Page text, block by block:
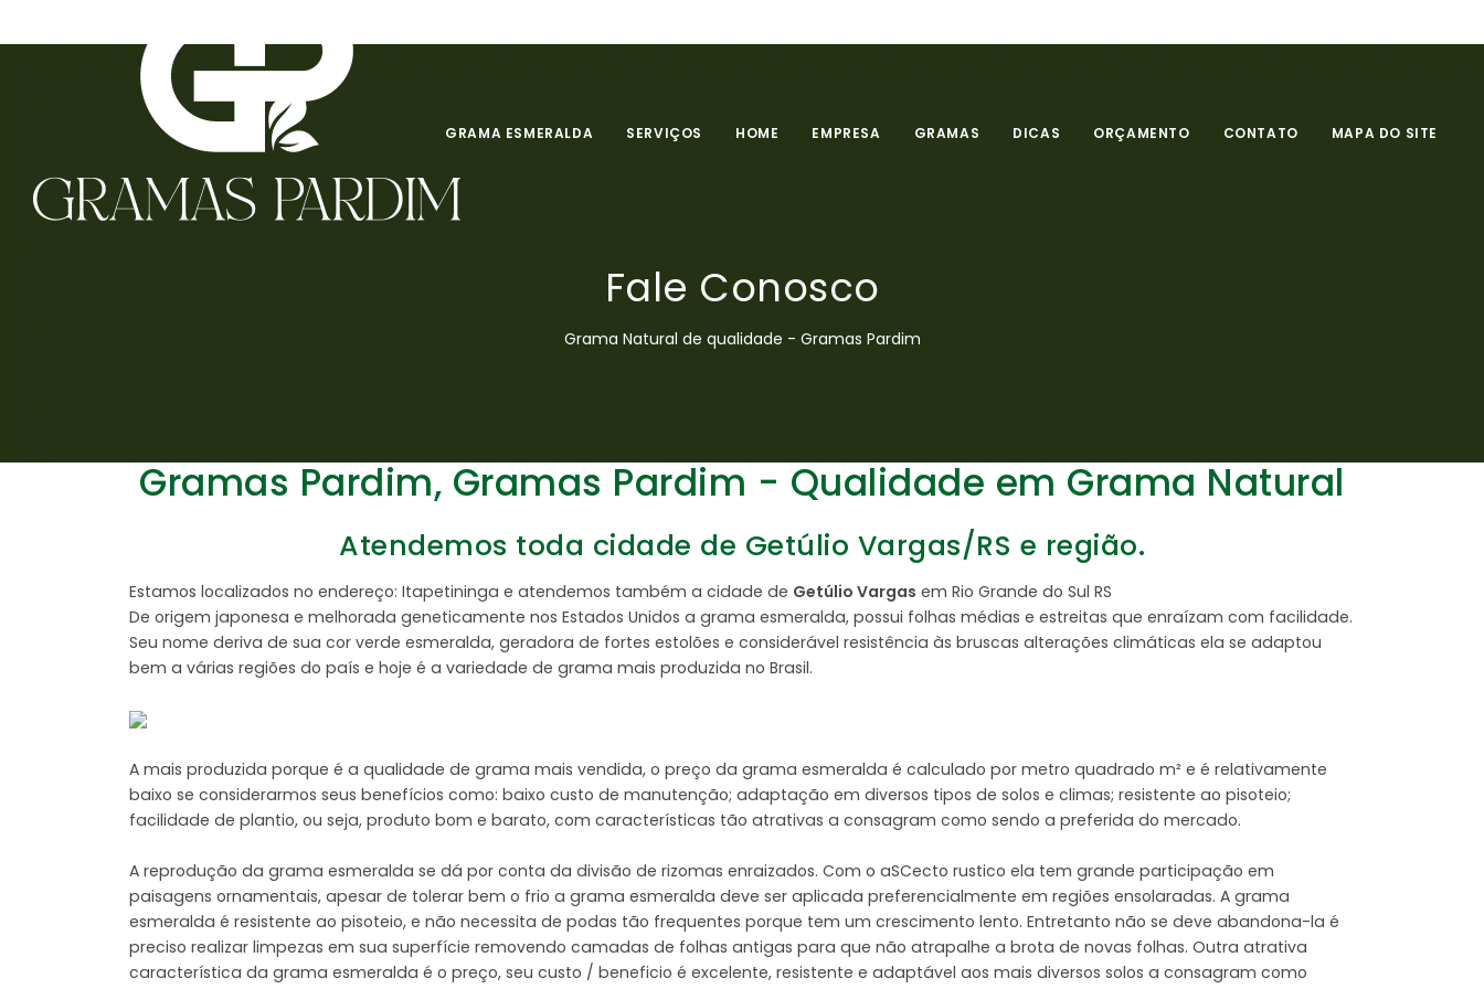
GRAMA ESMERALDA SERVIÇOS HOME EMPRESA GRAMAS DICAS ORÇAMENTO CONTATO MAPA DO SITE
Fale Conosco
Grama Natural de qualidade - Gramas Pardim
Gramas Pardim, Gramas Pardim - Qualidade em Grama Natural
Atendemos toda cidade de Getúlio Vargas/RS e região.
Estamos localizados no endereço: Itapetininga e atendemos também a cidade de Getúlio Vargas em Rio Grande do Sul RS
De origem japonesa e melhorada geneticamente nos Estados Unidos a grama esmeralda, possui folhas médias e estreitas que enraízam com facilidade.
Seu nome deriva de sua cor verde esmeralda, geradora de fortes estolões e considerável resistência às bruscas alterações climáticas ela se adaptou
bem a várias regiões do país e hoje é a variedade de grama mais produzida no Brasil.
A mais produzida porque é a qualidade de grama mais vendida, o preço da grama esmeralda é calculado por metro quadrado m² e é relativamente
baixo se considerarmos seus benefícios como: baixo custo de manutenção; adaptação em diversos tipos de solos e climas; resistente ao pisoteio;
facilidade de plantio, ou seja, produto bom e barato, com características tão atrativas a consagram como sendo a preferida do mercado.
A reprodução da grama esmeralda se dá por conta da divisão de rizomas enraizados. Com o aSCecto rustico ela tem grande participação em
paisagens ornamentais, apesar de tolerar bem o frio a grama esmeralda deve ser aplicada preferencialmente em regiões ensolaradas. A grama
esmeralda é resistente ao pisoteio, e não necessita de podas tão frequentes porque tem um crescimento lento. Entretanto não se deve abandona-la é
preciso realizar limpezas em sua superfície removendo camadas de folhas antigas para que não atrapalhe a brota de novas folhas. Outra atrativa
característica da grama esmeralda é o preço, seu custo / beneficio é excelente, resistente e adaptável aos mais diversos solos a consagram como